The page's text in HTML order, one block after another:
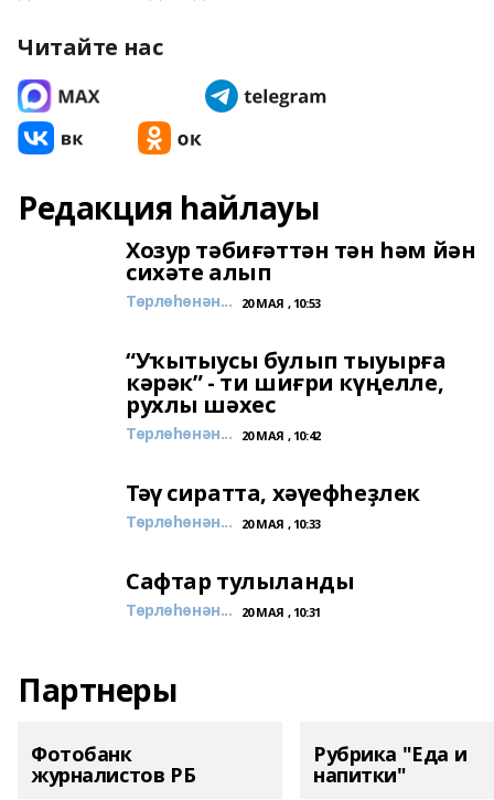
Читайте нас
Редакция һайлауы
Хозур тәбиғәттән тән һәм йән
сихәте алып
Төрлөһөнән... 20 МАЯ , 10:53
“Уҡытыусы булып тыуырға
кәрәк” - ти шиғри күңелле,
рухлы шәхес
Төрлөһөнән... 20 МАЯ , 10:42
Тәү сиратта, хәүефһеҙлек
Төрлөһөнән... 20 МАЯ , 10:33
Сафтар тулыланды
Төрлөһөнән... 20 МАЯ , 10:31
Партнеры
Фотобанк
журналистов РБ
Рубрика "Еда и
напитки"